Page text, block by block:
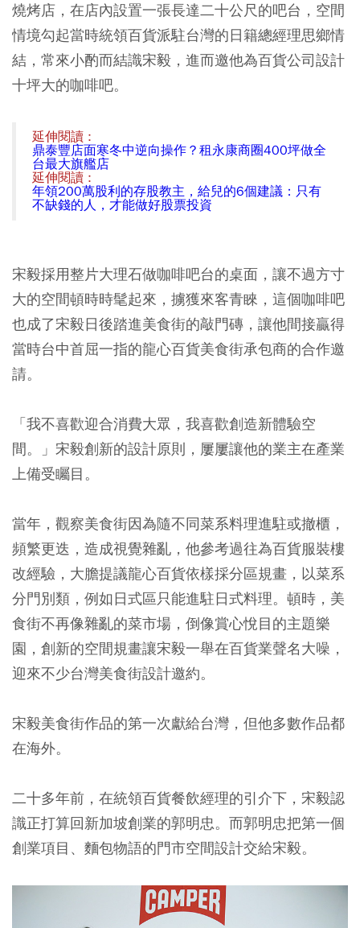
燒烤店，在店內設置一張長達二十公尺的吧台，空間
情境勾起當時統領百貨派駐台灣的日籍總經理思鄉情
結，常來小酌而結識宋毅，進而邀他為百貨公司設計
十坪大的咖啡吧。
延伸閱讀 :
鼎泰豐店面寒冬中逆向操作？租永康商圈400坪做全
台最大旗艦店
延伸閱讀 :
年領200萬股利的存股教主，給兒的6個建議：只有
不缺錢的人，才能做好股票投資
宋毅採用整片大理石做咖啡吧台的桌面，讓不過方寸
大的空間頓時時髦起來，擄獲來客青睞，這個咖啡吧
也成了宋毅日後踏進美食街的敲門磚，讓他間接贏得
當時台中首屈一指的龍心百貨美食街承包商的合作邀
請。
「我不喜歡迎合消費大眾，我喜歡創造新體驗空
間。」宋毅創新的設計原則，屢屢讓他的業主在產業
上備受矚目。
當年，觀察美食街因為隨不同菜系料理進駐或撤櫃，
頻繁更迭，造成視覺雜亂，他參考過往為百貨服裝樓
改經驗，大膽提議龍心百貨依樣採分區規畫，以菜系
分門別類，例如日式區只能進駐日式料理。頓時，美
食街不再像雜亂的菜市場，倒像賞心悅目的主題樂
園，創新的空間規畫讓宋毅一舉在百貨業聲名大噪，
迎來不少台灣美食街設計邀約。
宋毅美食街作品的第一次獻給台灣，但他多數作品都
在海外。
二十多年前，在統領百貨餐飲經理的引介下，宋毅認
識正打算回新加坡創業的郭明忠。而郭明忠把第一個
創業項目、麵包物語的門市空間設計交給宋毅。